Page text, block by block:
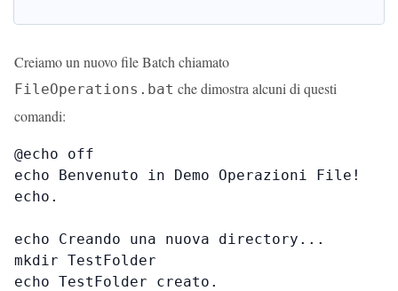
Creiamo un nuovo file Batch chiamato
FileOperations.bat che dimostra alcuni di questi
comandi:
@echo off
echo Benvenuto in Demo Operazioni File!
echo.
echo Creando una nuova directory...
mkdir TestFolder
echo TestFolder creato.